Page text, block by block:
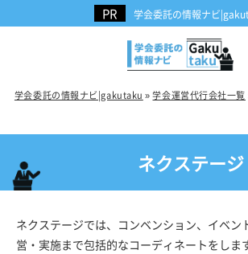
学会委託の情報ナビ
学会委託の情報ナビ|gakutaku »学会運営代行会社一覧
ネクステージ
ネクステージでは、コンベンション、イベン
営・実施まで包括的なコーディネートをしま